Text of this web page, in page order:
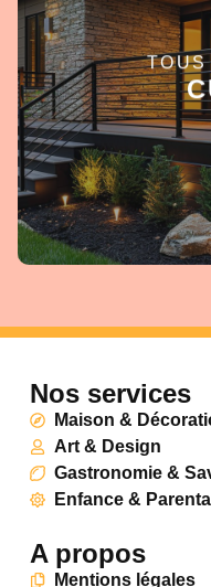
Nos services
Maison &
Art & Design
Gastronomie &
Enfance &
A propos
Mentions légales